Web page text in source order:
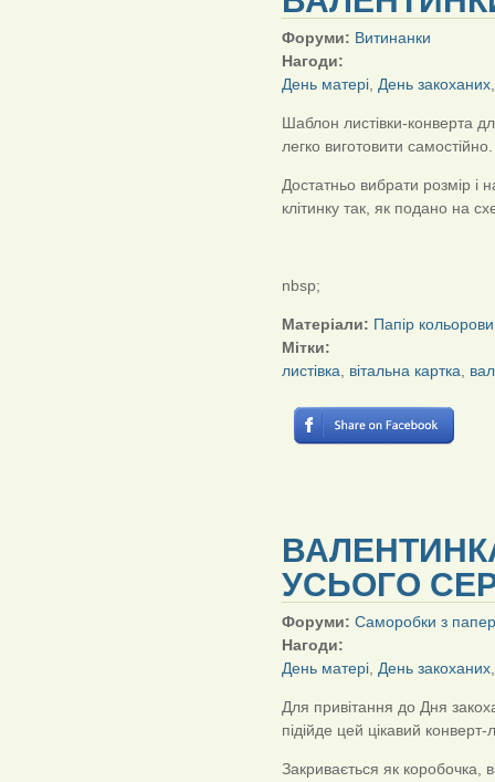
Форуми: Витинанки
Нагоди:
День матері День закоханих
Шаблон листівки-конверта
легко виготовити самостійно.
Достатньо вибрати розмір і
клітинку так, як подано на
nbsp;
Матеріали: Папір
Мітки:
листівка
вітальна картка
УСЬОГО
Форуми: Саморобки з
Нагоди:
День матері День закоханих
Для привітання до Дня
підійде цей цікавий конверт-
Закривається як коробочка,